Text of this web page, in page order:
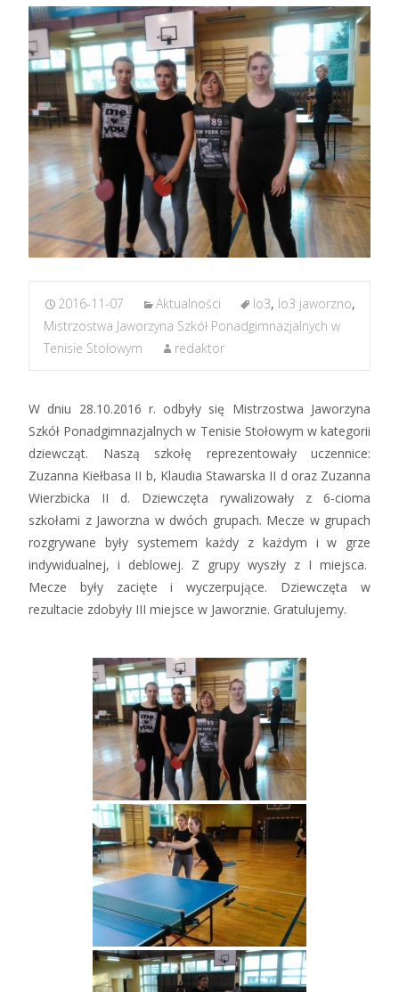
2016-11-07 Aktualności lo3, lo3 jaworzno,
Mistrzostwa Jaworzyna Szkół Ponadgimnazjalnych w
Tenisie Stołowym
redaktor
W dniu 28.10.2016 r. odbyły się Mistrzostwa Jaworzyna
Szkół Ponadgimnazjalnych w Tenisie Stołowym w kategorii
dziewcząt. Naszą szkołę reprezentowały uczennice:
Zuzanna Kiełbasa II b, Klaudia Stawarska II d oraz Zuzanna
Wierzbicka II d. Dziewczęta rywalizowały z 6-cioma
szkołami z Jaworzna w dwóch grupach. Mecze w grupach
rozgrywane były systemem każdy z każdym i w grze
indywidualnej, i deblowej. Z grupy wyszły z I miejsca.
Mecze były zacięte i wyczerpujące. Dziewczęta w
rezultacie zdobyły III miejsce w Jaworznie. Gratulujemy.